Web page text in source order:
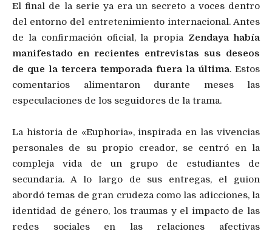
El final de la serie ya era un secreto a voces dentro
del entorno del entretenimiento internacional. Antes
de la confirmación oficial, la propia Zendaya había
manifestado en recientes entrevistas sus deseos
de que la tercera temporada fuera la última. Estos
comentarios alimentaron durante meses las
especulaciones de los seguidores de la trama.
La historia de «Euphoria», inspirada en las vivencias
personales de su propio creador, se centró en la
compleja vida de un grupo de estudiantes de
secundaria. A lo largo de sus entregas, el guion
abordó temas de gran crudeza como las adicciones, la
identidad de género, los traumas y el impacto de las
redes sociales en las relaciones afectivas